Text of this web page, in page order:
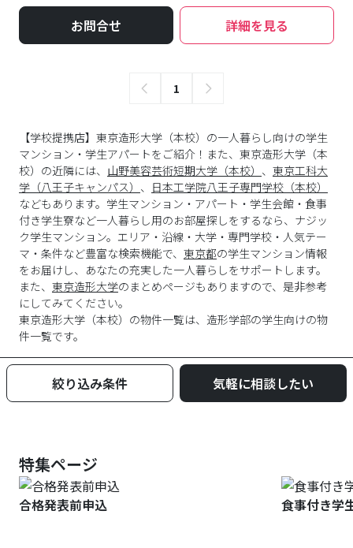
お問合せ 詳細を見る
1
【学校提携店】東京造形大学（本校）の一人暮らし向けの学生
マンション・学生アパートをご紹介！また、東京造形大学（本
校）の近隣には、 山野美容芸術短期大学（本校） 、 東京工科大
学（八王子キャンパス） 、 日本工学院八王子専門学校（本校）
などもあります。学生マンション・アパート・学生会館・食事
付き学生寮など一人暮らし用のお部屋探しをするなら、ナジッ
ク学生マンション。エリア・沿線・大学・専門学校・人気テー
マ・条件など豊富な検索機能で、 東京都の学生マンション情報
をお届けし、あなたの充実した一人暮らしをサポートします。
また、 東京造形大学のまとめページもありますので、是非参考
にしてみてください。
東京造形大学 （本校）の物件一覧は、 造形学部の学生向けの物
件一覧です。
絞り込み条件 気軽に相談したい
特集ページ
合格発表前申込 食事付き学